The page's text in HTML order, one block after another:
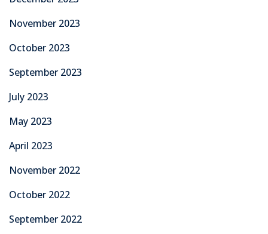
November 2023
October 2023
September 2023
July 2023
May 2023
April 2023
November 2022
October 2022
September 2022